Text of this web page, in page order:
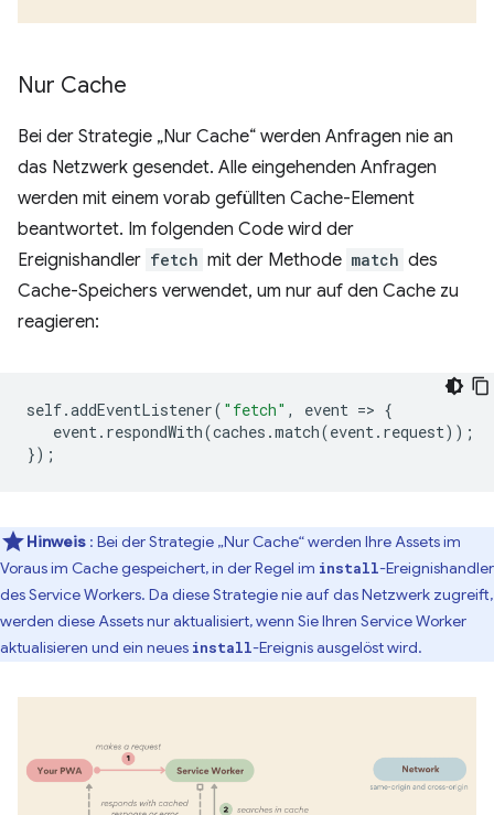
Nur Cache
Bei der Strategie „Nur Cache“ werden Anfragen nie an
das Netzwerk gesendet. Alle eingehenden Anfragen
werden mit einem vorab gefüllten Cache-Element
beantwortet. Im folgenden Code wird der
Ereignishandler fetch mit der Methode match des
Cache-Speichers verwendet, um nur auf den Cache zu
reagieren:
self.addEventListener( "fetch" , event => {
event. respondWith(caches .match(event. request));
});
Hinweis : Bei der Strategie „Nur Cache“ werden Ihre Assets im
Voraus im Cache gespeichert, in der Regel im install-Ereignishandler
des Service Workers. Da diese Strategie nie auf das Netzwerk zugreift,
werden diese Assets nur aktualisiert, wenn Sie Ihren Service Worker
aktualisieren und ein neues install-Ereignis ausgelöst wird.